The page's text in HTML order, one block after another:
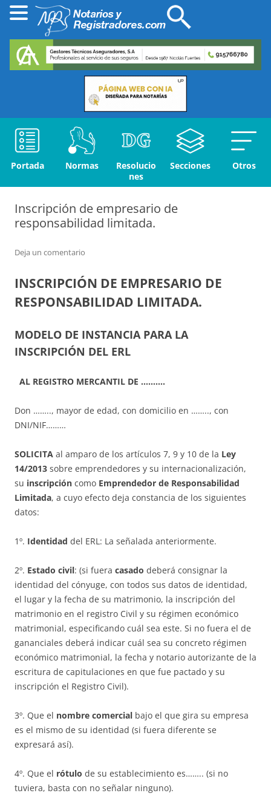
Portada Normas
Resolucio
nes
Secciones Otros
Inscripción de empresario de
responsabilidad limitada.
Deja un comentario
INSCRIPCIÓN DE EMPRESARIO DE
RESPONSABILIDAD LIMITADA.
MODELO DE INSTANCIA PARA LA
INSCRIPCIÓN DEL ERL
AL REGISTRO MERCANTIL DE ……….
Don …….., mayor de edad, con domicilio en …….., con
DNI/NIF………
SOLICITA al amparo de los artículos 7, 9 y 10 de la Ley
14/2013 sobre emprendedores y su internacionalización,
su inscripción como Emprendedor de Responsabilidad
Limitada, a cuyo efecto deja constancia de los siguientes
datos:
1º. Identidad del ERL: La señalada anteriormente.
2º. Estado civil: (si fuera casado deberá consignar la
identidad del cónyuge, con todos sus datos de identidad,
el lugar y la fecha de su matrimonio, la inscripción del
matrimonio en el registro Civil y su régimen económico
matrimonial, especificando cuál sea este. Si no fuera el de
gananciales deberá indicar cuál sea su concreto régimen
económico matrimonial, la fecha y notario autorizante de la
escritura de capitulaciones en que fue pactado y su
inscripción el Registro Civil).
3º. Que el nombre comercial bajo el que gira su empresa
es el mismo de su identidad (si fuera diferente se
expresará así).
4º. Que el rótulo de su establecimiento es…….. (si no
tuviera, basta con no señalar ninguno).